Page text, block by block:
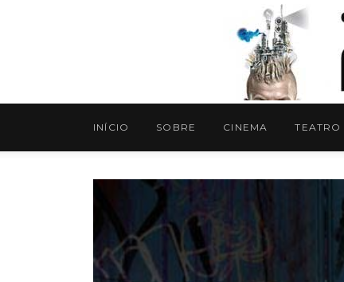
INÍCIO SOBRE CINEMA TEATRO